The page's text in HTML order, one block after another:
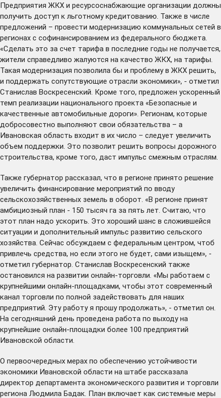
Предприятия ЖКХ и ресурсоснабжающие организации должны
получить доступ к льготному кредитованию. Также в числе
предложений – провести модернизацию коммунальных сетей в
регионах с софинансированием из федерального бюджета.
«Сделать это за счет тарифа в последние годы не получается,
жители справедливо жалуются на качество ЖКХ, на тарифы.
Такая модернизация позволила бы и проблему в ЖКХ решить,
и поддержать сопутствующие отрасли экономики», - отметил
Станислав Воскресенский. Кроме того, предложен ускоренный
темп реализации национального проекта «Безопасные и
качественные автомобильные дороги». Регионам, которые
добросовестно выполняют свои обязательства – а
Ивановская область входит в их число – следует увеличить
объем поддержки. Это позволит решить вопросы дорожного
строительства, кроме того, даст импульс смежным отраслям.
Также губернатор рассказал, что в регионе принято решение
увеличить финансирование мероприятий по вводу
сельскохозяйственных земель в оборот. «В регионе принят
амбициозный план - 150 тысяч га за пять лет. Считаю, что
этот план надо ускорить. Это хороший шанс в сложившейся
ситуации и дополнительный импульс развитию сельского
хозяйства. Сейчас обсуждаем с федеральным центром, чтоб
привлечь средства, но если этого не будет, сами изыщем», -
отметил губернатор. Станислав Воскресенский также
остановился на развитии онлайн-торговли. «Мы работаем с
крупнейшими онлайн-площадками, чтобы этот современный
канал торговли по полной задействовать для наших
предприятий. Эту работу я прошу продолжать», - отметил он.
На сегодняшний день проведена работа по выходу на
крупнейшие онлайн-площадки более 100 предприятий
Ивановской области.
О первоочередных мерах по обеспечению устойчивости
экономики Ивановской области на штабе рассказала
директор департамента экономического развития и торговли
региона Людмила Бадак. План включает как системные меры